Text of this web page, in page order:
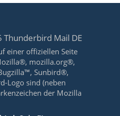
Mail DE
einer offiziellen Seite
mozilla.org®,
Sunbird®,
Logo sind (neben
der Mozilla